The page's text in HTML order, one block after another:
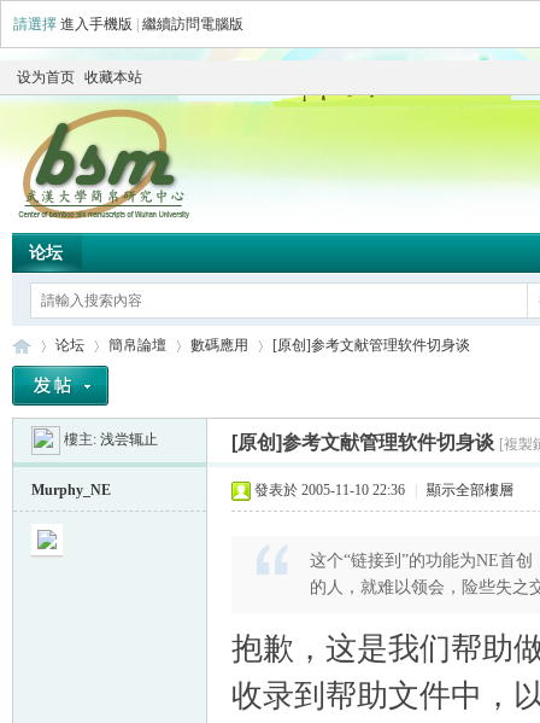
請選擇 進入手機版 繼續訪問電腦版
设为首页 收藏本站
论坛
»
论坛
›
簡帛論壇 數碼應用
›
[原创]参考文献管理软件切身谈
樓主: 浅尝辄止 [原创]参考文献管理软件切身谈 [複製
Murphy_NE 發表於 2005-11-10 22:36 顯示全部樓層
这个“链接到”的功能为NE首
的人，就难以领会，险些失之
抱歉，这是我们帮助
收录到帮助文件中，